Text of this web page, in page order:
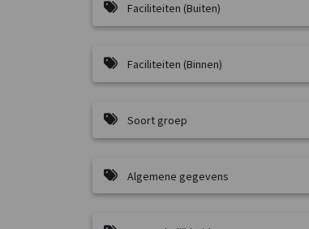
Faciliteiten (Buiten)
Faciliteiten (Binnen)
Soort groep
Algemene gegevens